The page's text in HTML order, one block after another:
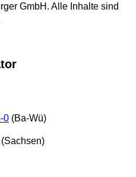
GmbH. Alle Inhalte sind
0 (Ba-Wü)
(Sachsen)